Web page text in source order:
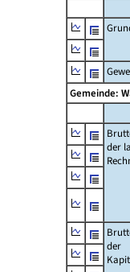
Gemeinde:
der
der